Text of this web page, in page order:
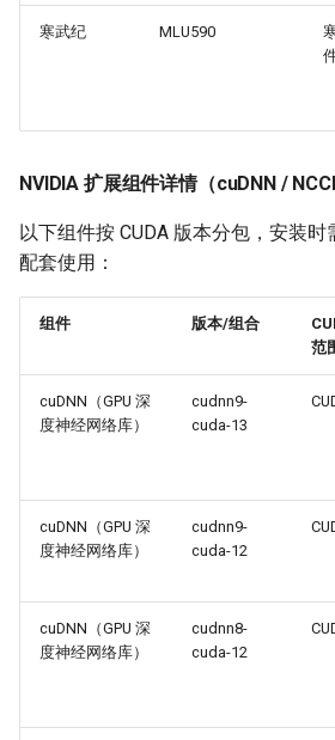
寒武纪 MLU590
NVIDIA 扩展组件详情（cuDNN /
以下组件按 CUDA 版本分包，安装时
配套使用：
组件 版本/组合
范
cuDNN（GPU 深
度神经网络库）
cudnn9-
cuda-13
cuDNN（GPU 深
度神经网络库）
cudnn9-
cuda-12
cuDNN（GPU 深
度神经网络库）
cudnn8-
cuda-12